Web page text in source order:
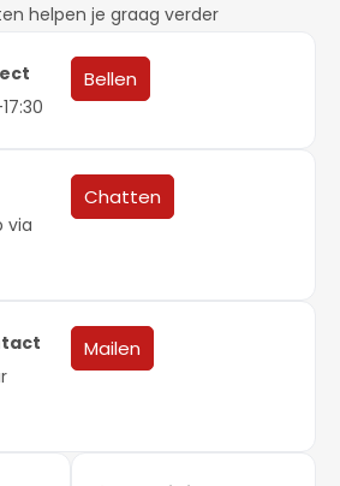
helpen je graag verder
Bellen
via
Chatten
Mailen